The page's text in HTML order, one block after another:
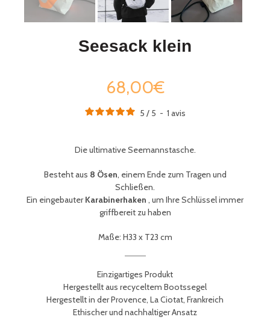
Seesack klein
68,00€
5 / 5 - 1 avis
Die ultimative Seemannstasche.
Besteht aus 8 Ösen, einem Ende zum Tragen und
Schließen.
Ein eingebauterKarabinerhaken , um Ihre Schlüssel immer
griffbereit zu haben
Maße: H33 x T23 cm
Einzigartiges Produkt
Hergestellt aus recyceltem Bootssegel
Hergestellt in der Provence, La Ciotat, Frankreich
Ethischer und nachhaltiger Ansatz